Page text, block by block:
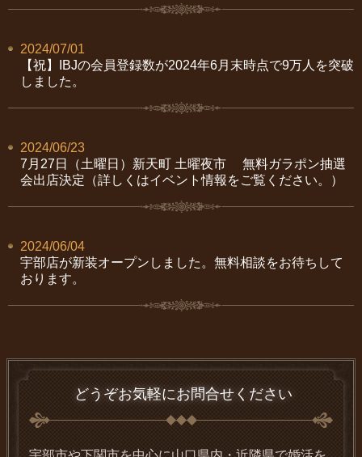
2024/07/01
【祝】IBJの会員登録数が2024年6月末時点で9万人を突破
しました。
2024/06/23
7月27日（土曜日）新天町 土曜夜市 無料ガラポン抽選
会出店決定（詳しくはイベント情報をご覧ください。）
2024/06/04
宇部店が新装オープンしました。無料相談をお待ちして
おります。
どうぞお気軽にお問合せください